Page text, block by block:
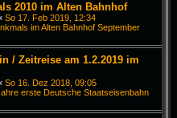
2010 im Alten Bahnhof
So 17. Feb 2019, 12:34
im Alten Bahnhof September
/ Zeitreise am 1.2.2019 im
So 16. Dez 2018, 09:05
erste Deutsche Staatseisenbahn